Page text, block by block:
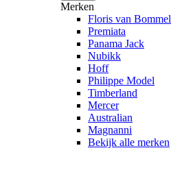
Merken
Floris van Bommel
Premiata
Panama Jack
Nubikk
Hoff
Philippe Model
Timberland
Mercer
Australian
Magnanni
Bekijk alle merken